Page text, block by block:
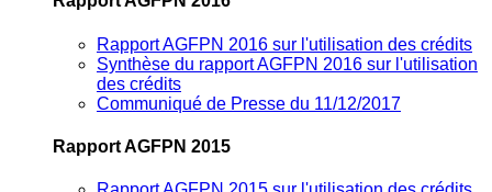
Rapport AGFPN 2016 sur l'utilisation des crédits
Synthèse du rapport AGFPN 2016 sur l'utilisation
des crédits
Communiqué de Presse du 11/12/2017
Rapport AGFPN 2015